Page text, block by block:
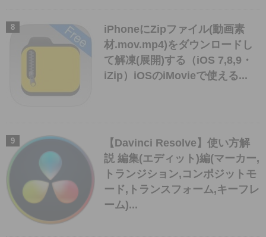
iPhoneにZipファイル(動画素
材.mov.mp4)をダウンロードし
て解凍(展開)する（iOS 7,8,9・
iZip）iOSのiMovieで使える...
【Davinci Resolve】使い方解
説 編集(エディット)編(マーカー,
トランジション,コンポジットモ
ード,トランスフォーム,キーフレ
ーム)...